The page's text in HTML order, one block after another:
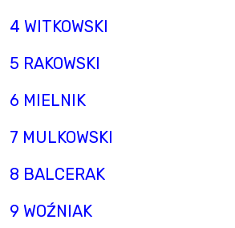
4 WITKOWSKI
5 RAKOWSKI
6 MIELNIK
7 MULKOWSKI
8 BALCERAK
9 WOŹNIAK